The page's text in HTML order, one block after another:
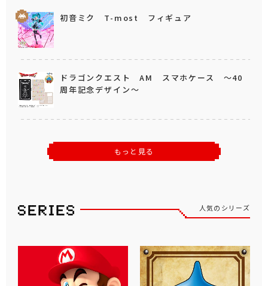
初音ミク T-most フィギュア
ドラゴンクエスト AM スマホケース ～40
周年記念デザイン～
もっと見る
人気のシリーズ